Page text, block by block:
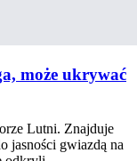
może ukrywać
Lutni. Znajduje
jasności gwiazdą na